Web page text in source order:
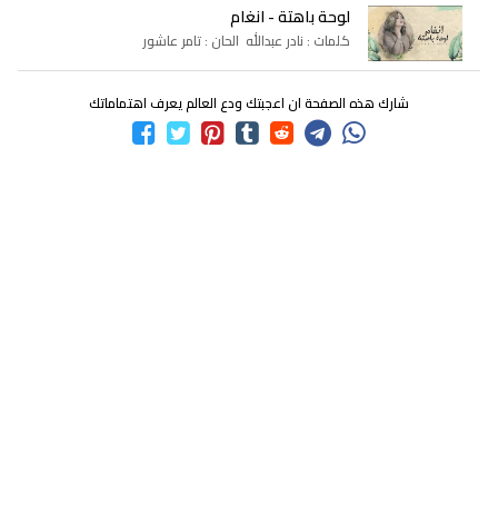
لوحة باهتة - انغام
كلمات : نادر عبدالله الحان : تامر عاشور
شارك هذه الصفحة ان اعجبتك ودع العالم يعرف اهتماماتك